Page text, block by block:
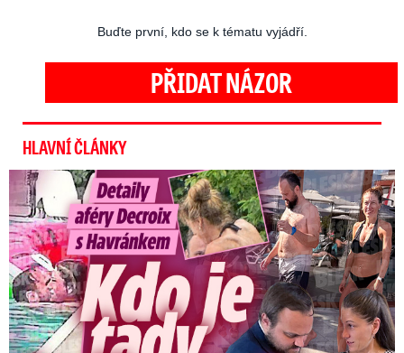
Buďte první, kdo se k tématu vyjádří.
PŘIDAT NÁZOR
HLAVNÍ ČLÁNKY
Detaily aféry Decroix s Havránkem: Kdo je tady královna?